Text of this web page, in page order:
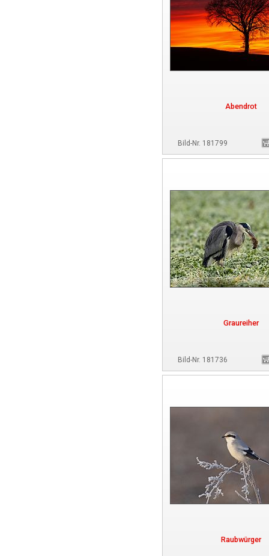
Abendrot
Bild-Nr. 181799
Graureiher
Bild-Nr. 181736
Raubwürger